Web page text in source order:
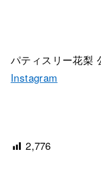
パティスリー花梨
Instagram
2,776